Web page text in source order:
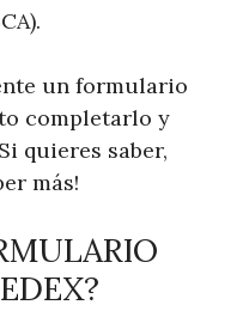
un formulario
completarlo y
quieres saber,
más!